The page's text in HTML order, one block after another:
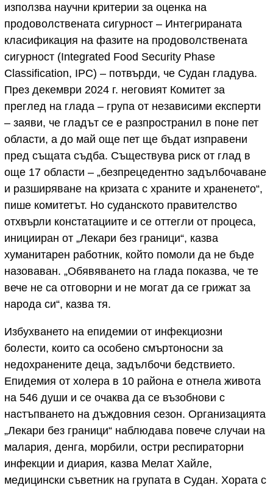
използва научни критерии за оценка на
продоволствената сигурност – Интегрираната
класификация на фазите на продоволствената
сигурност (Integrated Food Security Phase
Classification, IPC) – потвърди, че Судан гладува.
През декември 2024 г. неговият Комитет за
преглед на глада – група от независими експерти
– заяви, че гладът се е разпространил в поне пет
области, а до май още пет ще бъдат изправени
пред същата съдба. Съществува риск от глад в
още 17 области – „безпрецедентно задълбочаване
и разширяване на кризата с храните и храненето“,
пише комитетът. Но суданското правителство
отхвърли констатациите и се оттегли от процеса,
иницииран от „Лекари без граници“, казва
хуманитарен работник, който помоли да не бъде
назоваван. „Обявяването на глада показва, че те
вече не са отговорни и не могат да се грижат за
народа си“, казва тя.
Избухването на епидемии от инфекциозни
болести, които са особено смъртоносни за
недохранените деца, задълбочи бедствието.
Епидемия от холера в 10 района е отнела живота
на 546 души и се очаква да се възобнови с
настъпването на дъждовния сезон. Организацията
„Лекари без граници“ наблюдава повече случаи на
малария, денга, морбили, остри респираторни
инфекции и диария, казва Мелат Хайле,
медицински съветник на групата в Судан. Хората с